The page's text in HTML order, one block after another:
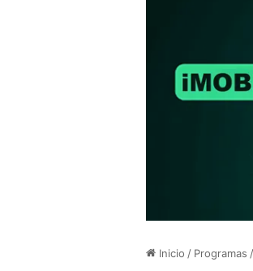
Inicio / Programas /